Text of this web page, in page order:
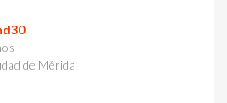
de Mérida